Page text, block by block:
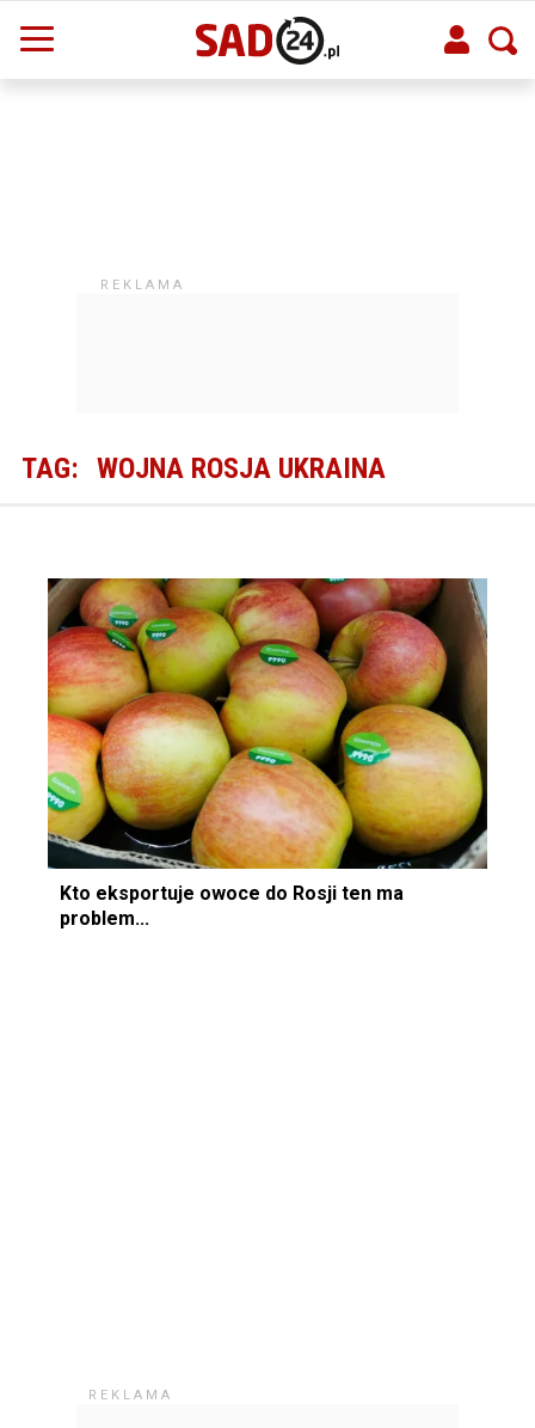
TAG: WOJNA ROSJA UKRAINA
Kto eksportuje owoce do Rosji ten ma
problem...